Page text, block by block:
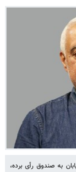
به صندوق رأی برده،